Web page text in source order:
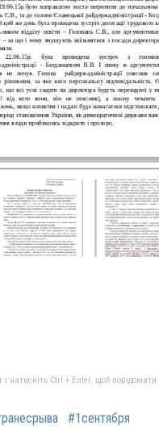
натисніть Ctrl + Enter, щоб
#1сентября